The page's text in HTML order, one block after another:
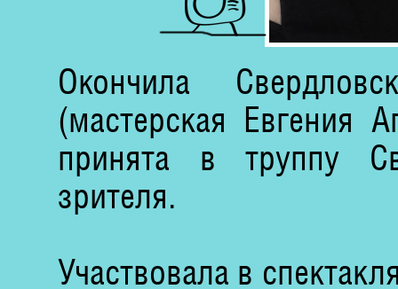
Окончила
(мастерская Евгения
принята в труппу
зрителя.
Участвовала в